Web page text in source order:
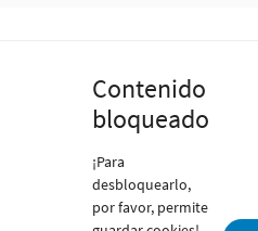
Contenido
bloqueado
¡Para
desbloquearlo,
por favor, permite